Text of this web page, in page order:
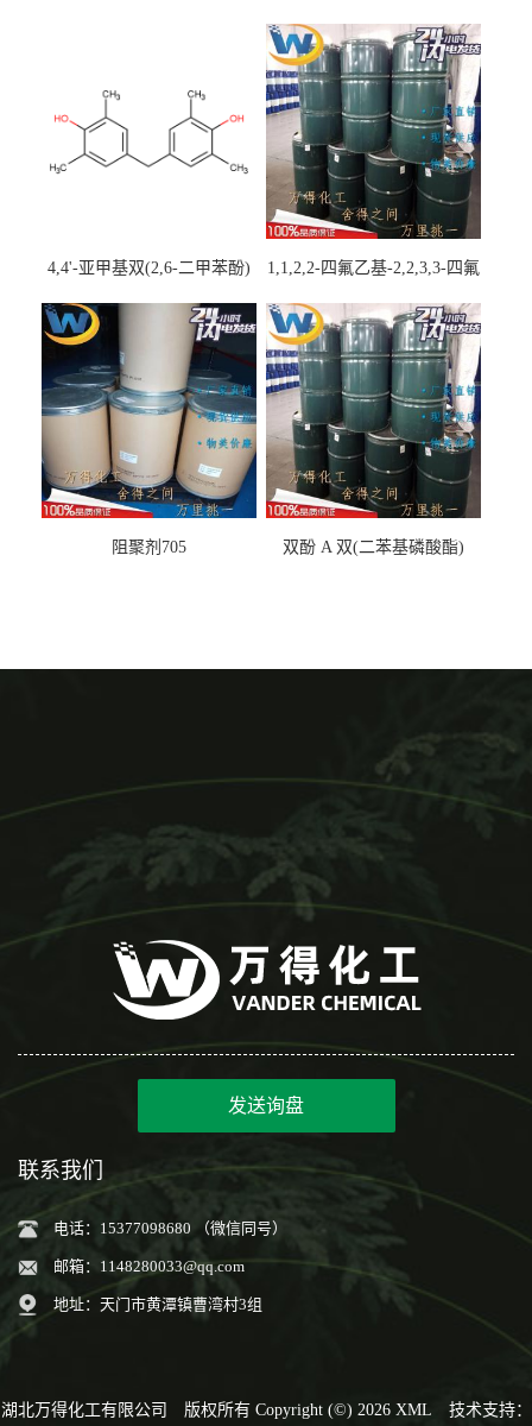
4,4'-亚甲基双(2,6-二甲苯酚)
1,1,2,2-四氟乙基-2,2,3,3-四氟
阻聚剂705 双酚 A 双(二苯基磷酸酯)
发送询盘
联系我们
电话：15377098680 （微信同号）
邮箱： 1148280033@qq.com
地址：天门市黄潭镇曹湾村3组
湖北万得化工有限公司 版权所有 Copyright (©) 2026 XML 技术支持：